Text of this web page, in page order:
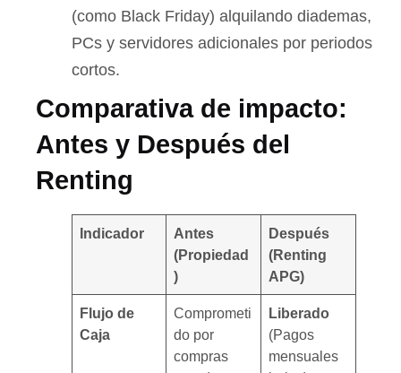
(como Black Friday) alquilando diademas,
PCs y servidores adicionales por periodos
cortos.
Comparativa de impacto:
Antes y Después del
Renting
Indicador
Antes
(Propiedad
)
Después
(Renting
APG)
Flujo de
Caja
Comprometi
do por
compras
Liberado
(Pagos
mensuales